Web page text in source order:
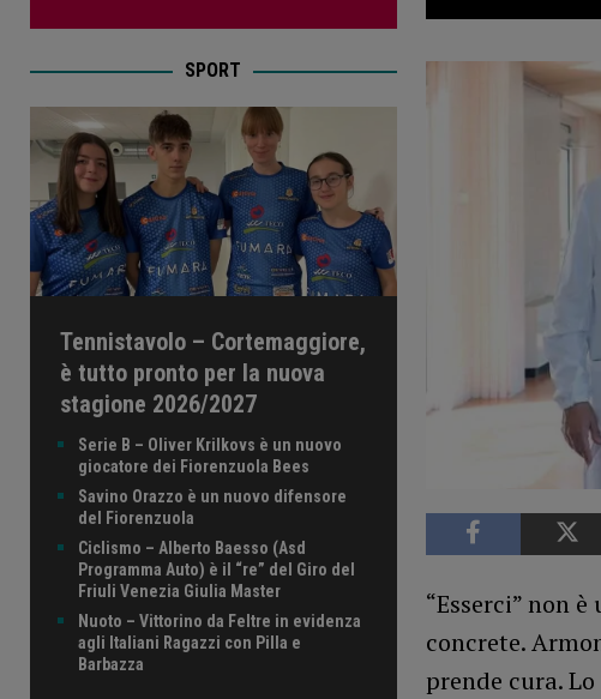
“Esserci” non
concrete.
prende cura.
SPORT
Tennistavolo – Cortemaggiore,
è tutto pronto per la nuova
stagione 2026/2027
Serie B – Oliver Krilkovs è un nuovo
giocatore dei Fiorenzuola Bees
Savino Orazzo è un nuovo difensore
del Fiorenzuola
Ciclismo – Alberto Baesso (Asd
Programma Auto) è il “re” del Giro del
Friuli Venezia Giulia Master
Nuoto – Vittorino da Feltre in evidenza
agli Italiani Ragazzi con Pilla e
Barbazza